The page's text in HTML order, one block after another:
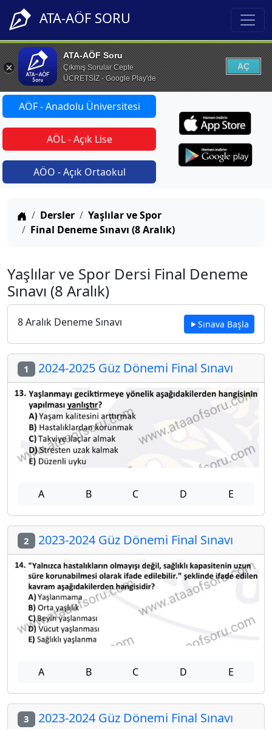
ATA-AÖF SORU
ATA-AÖF Soru
Çıkmış Sorular Cepte
ÜCRETSİZ - Google Play'de
AÇ
AÖF - Anadolu Üniversitesi
AÖL - Açık Lise
AÖO - Açık Ortaokul
Anasayfa
Dersler
Yaşlılar ve Spor
Final Deneme Sınavı (8 Aralık)
Yaşlılar ve Spor Dersi Final Deneme
Sınavı (8 Aralık)
8 Aralık Deneme Sınavı Sınava Başla
1 2024-2025 Güz Dönemi Final Sınavı
A B C D E
2 2023-2024 Güz Dönemi Final Sınavı
A B C D E
3 2023-2024 Güz Dönemi Final Sınavı